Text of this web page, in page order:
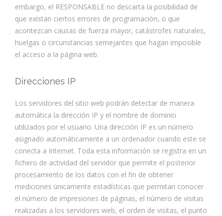
embargo, el RESPONSABLE no descarta la posibilidad de
que existan ciertos errores de programación, o que
acontezcan causas de fuerza mayor, catástrofes naturales,
huelgas o circunstancias semejantes que hagan imposible
el acceso a la página web.
Direcciones IP
Los servidores del sitio web podrán detectar de manera
automática la dirección IP y el nombre de dominio
utilizados por el usuario. Una dirección IP es un número
asignado automáticamente a un ordenador cuando este se
conecta a Internet. Toda esta información se registra en un
fichero de actividad del servidor que permite el posterior
procesamiento de los datos con el fin de obtener
mediciones únicamente estadísticas que permitan conocer
el número de impresiones de páginas, el número de visitas
realizadas a los servidores web, el orden de visitas, el punto